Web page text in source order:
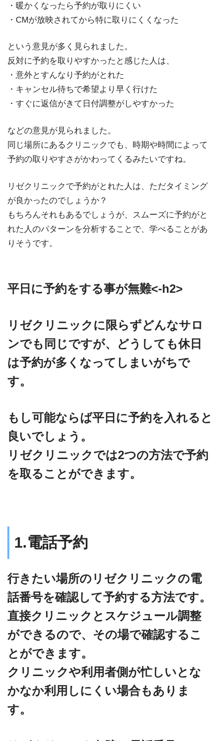
・暖かくなったら予約が取りにくい
・CMが放映されてから特に取りにくくなった
という意見が多く見られました。
反対に予約を取りやすかったと感じた人は、
・意外とすんなり予約がとれた
・キャンセル待ちで希望より早く行けた
・すぐに返信がきて日付調整がしやすかった
などの意見が見られました。
同じ場所にあるクリニックでも、時期や時間によって
予約の取りやすさがかわってくるみたいですね。
リゼクリニックで予約がとれた人は、ただタイミング
が良かったのでしょうか？
もちろんそれもあるでしょうが、スムーズに予約がと
れた人のパターンを分析することで、学べることがあ
りそうです。
平日に予約をする事が無難<-h2>
リゼクリニックに限らずどんなサロ
ンでも同じですが、どうしても休日
は予約が多くなってしまいがちで
す。
もし可能ならば平日に予約を入れると
良いでしょう。
リゼクリニックでは2つの方法で予約
を取ることができます。
1.電話予約
行きたい場所のリゼクリニックの電
話番号を確認して予約する方法です。
直接クリニックとスケジュール調整
ができるので、その場で確認するこ
とができます。
クリニックや利用者側が忙しいとな
かなか利用しにくい場合もありま
す。